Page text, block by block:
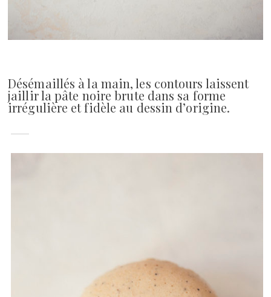
Désémaillés à la main, les contours laissent
jaillir la pâte noire brute dans sa forme
irrégulière et fidèle au dessin d’origine.